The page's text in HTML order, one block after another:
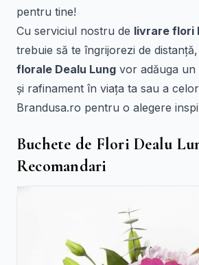
pentru tine!
Cu serviciul nostru de livrare flori
trebuie să te îngrijorezi de
florale Dealu Lung vor adăuga
și rafinament în viața ta sau a
Brandusa.ro pentru o alegere
Buchete de Flori Dealu
Recomandari